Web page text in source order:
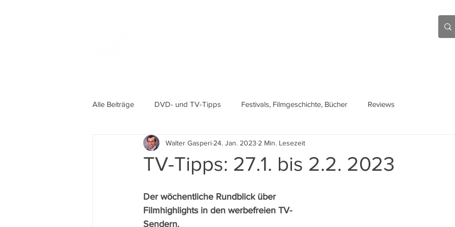
Alle Beiträge DVD- und TV-Tipps Festivals, Filmgeschichte, Bücher Reviews
TV-Tipps: 27.1. bis 2.2. 2023
Walter Gasperi 24. Jan. 2023 2 Min. Lesezeit
Der wöchentliche Rundblick über
Filmhighlights in den werbefreien TV-
Sendern.